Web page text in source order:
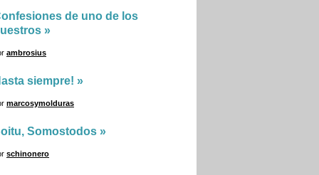
de uno de los
»
ambrosius
siempre! »
marcosymolduras
Somostodos »
schinonero